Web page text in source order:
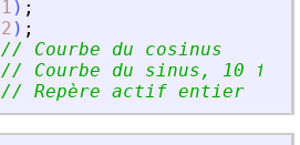
1 ) ;
2 ) ;
// Courbe du cosinus
// Courbe du sinus, 10 fois
// Repère actif entier